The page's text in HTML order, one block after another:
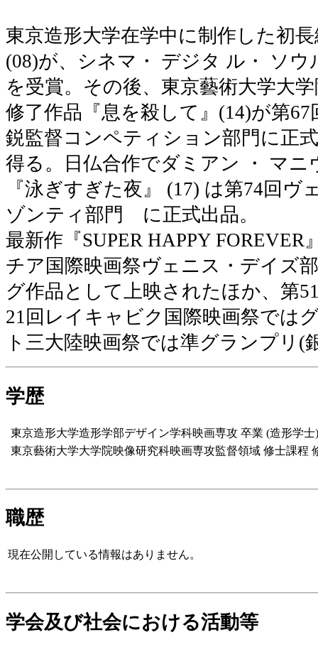
東京造形大学在学中に制作した初
(08)が、シネマ・ デジタ ル・ ソウ
を受賞。その後、東京藝術大学大
修了作品『息を殺して』(14)が第
鋭監督コンペティション部門に正
得る。日仏合作でダミアン ・ マニ
『泳ぎすぎた夜』 (17) は第74回ヴ
ゾンティ部門 に正式出品。
最新作『SUPER HAPPY
チア国際映画祭ヴェニス・デイズ
グ作品として上映されたほか、第
21回レイキャビク国際映画祭では
ト三大陸映画祭では準グランプリ(
学歴
東京造形大学造形学部デザイン学科映画専攻 卒業 (造形学士)
東京藝術大学大学院映像研究科映画専攻監督領域 修士課程
職歴
現在公開している情報はありません。
学会及び社会における活動等